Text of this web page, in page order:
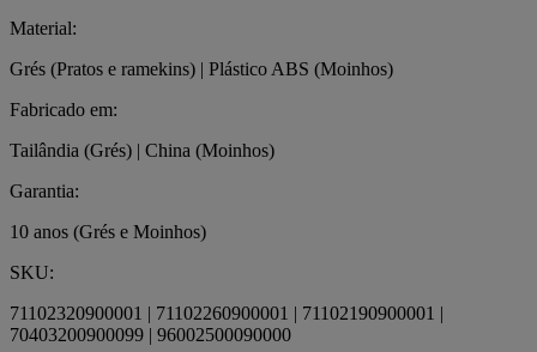
Material:
Grés (Pratos e ramekins) | Plástico ABS (Moinhos)
Fabricado em:
Tailândia (Grés) | China (Moinhos)
Garantia:
10 anos (Grés e Moinhos)
SKU:
71102320900001 | 71102260900001 | 71102190900001 |
70403200900099 | 96002500090000